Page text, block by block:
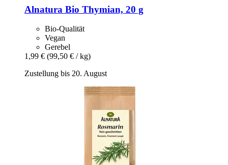
Alnatura Bio Thymian, 20 g
Bio-Qualität
Vegan
Gerebel
1,99 € (99,50 € / kg)
Zustellung bis 20. August